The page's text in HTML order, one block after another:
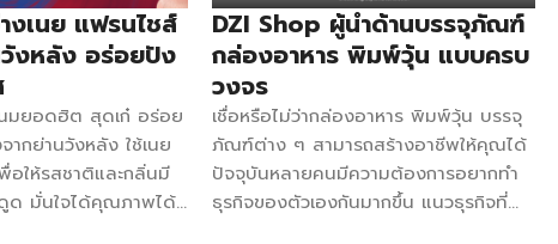
กัน! โคตรปั่น แฟรน
ยเกิร์ตเจ้าดังที่หาทาน
ำเล ตั้งแต่ตลาดนัดไป
ขนาดใหญ่ นั่นทำให้
าได้หลายระดับ เด่นที่
ะเอียดมาก เนื้อเนียน
ไม่ไหล ดื่มไปมีแต่คุ้ม
ก็ง่ายมาก ๆ ไม่ต้องมี
โฮมเมดแต่คงคุณภาพดีเอาไว้ อีกทั้งยัง
เอาใจสายคนรักสุขภาพเพราะทางแบรนด์
นั้นจะนำไส้กรอกอีสานไปผ่านกรรมวิธีเพื่อ
รีดน้ำมันออกให้มากที่สุด ใครกลัวมัน กลัว
เลี่ยน กินแล้วกลัวอ้วนก็สบายใจหายห่วง
ข้อมูลการลงทุน งบการลงทุน 19,900
บาท ระยะเวลาสัญญา 1 ปี ค่าต่อสัญญา
หลักร้อย (พูดคุยกับทางแบรนด์ภายหลัง)
งเนย แฟรนไชส์
วังหลัง อร่อยปัง
มยอดฮิต สุดเก๋ อร่อย
จากย่านวังหลัง ใช้เนย
ให้รสชาติและกลิ่นมี
ด มั่นใจได้คุณภาพได้
DZI Shop ผู้นำด้านบรรจุภัณฑ์
กล่องอาหาร พิมพ์วุ้น แบบครบ
วงจร
เชื่อหรือไม่ว่ากล่องอาหาร พิมพ์วุ้น บรรจุ
ภัณฑ์ต่าง ๆ สามารถสร้างอาชีพให้คุณได้
ปัจจุบันหลายคนมีความต้องการอยากทำ
ธุรกิจของตัวเองกันมากขึ้น แนวธุรกิจที่